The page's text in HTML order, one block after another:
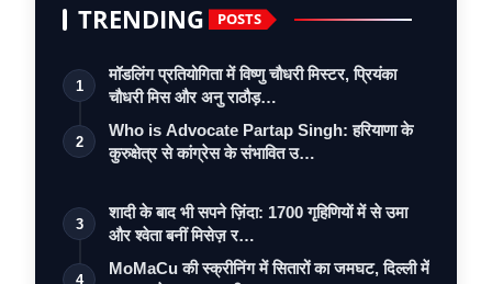
TRENDING POSTS
1
मॉडलिंग प्रतियोगिता में विष्णु चौधरी मिस्टर, प्रियंका
चौधरी मिस और अनु राठौड़…
2
Who is Advocate Partap Singh: हरियाणा के
कुरुक्षेत्र से कांग्रेस के संभावित उ…
3
शादी के बाद भी सपने ज़िंदा: 1700 गृहिणियों में से उमा
और श्वेता बनीं मिसेज़ र…
4
MoMaCu की स्क्रीनिंग में सितारों का जमघट, दिल्ली में